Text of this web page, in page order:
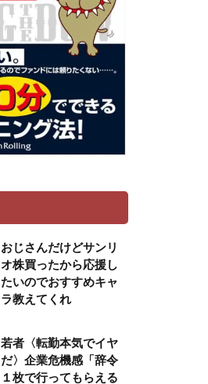
おじさんだけどサンリ
オ株買ったから応援し
たいのでおすすめキャ
ラ教えてくれ
若者〈転勤本気でイヤ
だ〉企業危機感「辞令
１枚で行ってもらえる